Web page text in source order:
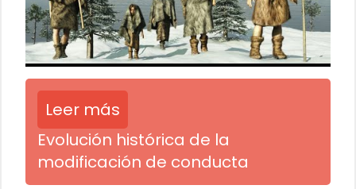
Leer más
Evolución histórica de la
modificación de conducta